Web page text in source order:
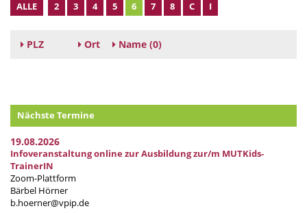
ALLE 2 3 4 5 6 7 8 C I
PLZ Ort Name (0)
Nächste Termine
19.08.2026
Infoveranstaltung online zur Ausbildung zur/m MUTKids-
TrainerIN
Zoom-Plattform
Bärbel Hörner
b.hoerner@vpip.de